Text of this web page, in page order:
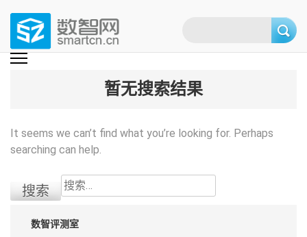
content
(Press
数智网
智能家居第一资讯门户 | 智能家居系统，智能家居产品，智能家居解决方
暂无搜索结果
It seems we can’t find what you’re looking for. Perhaps
searching can help.
搜
索：
数智评测室